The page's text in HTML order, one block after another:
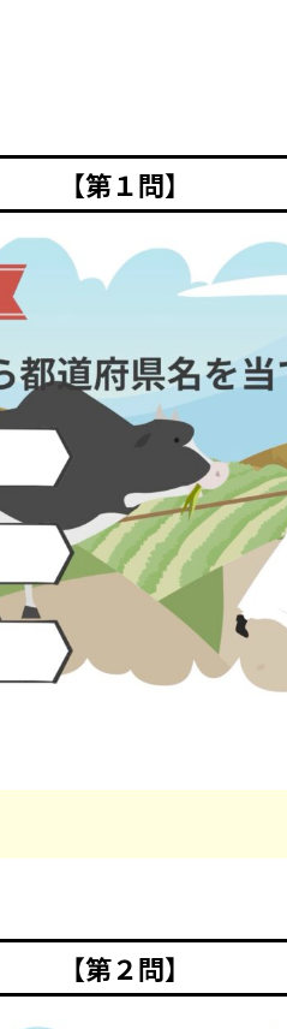
【第１問】
【第２問】